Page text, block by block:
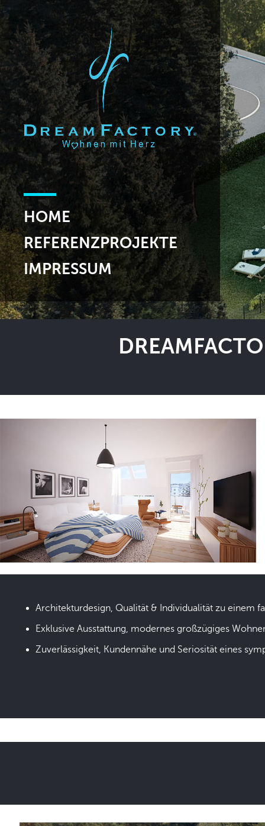
HOME
REFERENZPROJEKTE
IMPRESSUM
Architekturdesign, Qualität & Individualität zu einem
Exklusive Ausstattung, modernes großzügiges
Zuverlässigkeit, Kundennähe und Seriosität eines